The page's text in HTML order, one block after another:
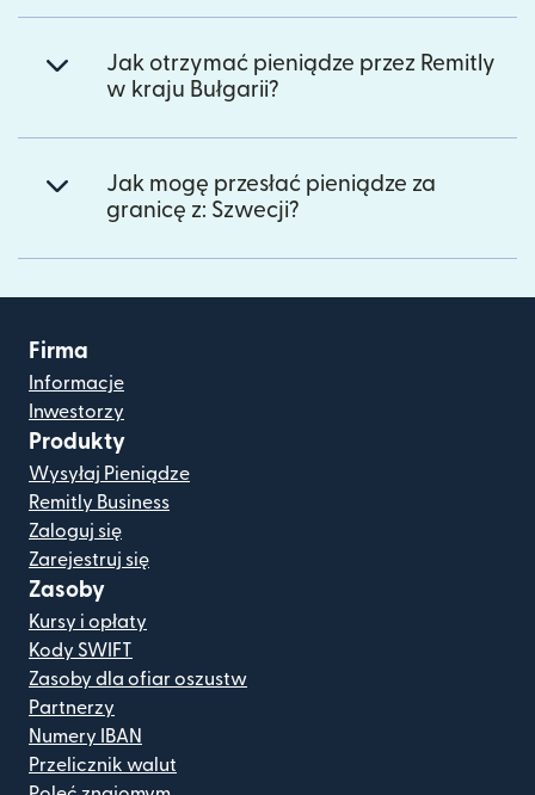
Jak otrzymać pieniądze przez Remitly
w kraju Bułgarii?
Jak mogę przesłać pieniądze za
granicę z: Szwecji?
Firma
Informacje
Inwestorzy
Produkty
Wysyłaj Pieniądze
Remitly Business
Zaloguj się
Zarejestruj się
Zasoby
Kursy i opłaty
Kody SWIFT
Zasoby dla ofiar oszustw
Partnerzy
Numery IBAN
Przelicznik walut